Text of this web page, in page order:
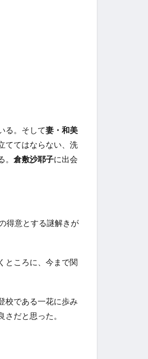
る。そして妻・和美
ててはならない、洗
倉敷沙耶子に出会
得意とする謎解きが
ところに、今まで関
校である一花に歩み
だと思った。